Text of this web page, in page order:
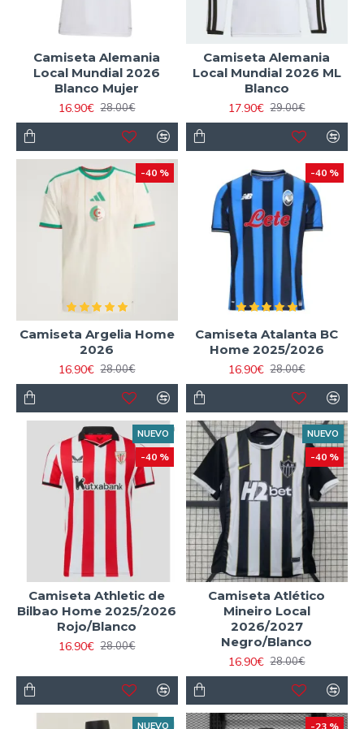
Camiseta Alemania
Local Mundial 2026
Blanco Mujer
16.90€ 28.00€
Camiseta Alemania
Local Mundial 2026 ML
Blanco
17.90€ 29.00€
-40 %
Camiseta Argelia Home
2026
16.90€ 28.00€
-40 %
Camiseta Atalanta BC
Home 2025/2026
16.90€ 28.00€
NUEVO
-40 %
Camiseta Athletic de
Bilbao Home 2025/2026
Rojo/Blanco
16.90€ 28.00€
NUEVO
-40 %
Camiseta Atlético
Mineiro Local
2026/2027
Negro/Blanco
16.90€ 28.00€
NUEVO